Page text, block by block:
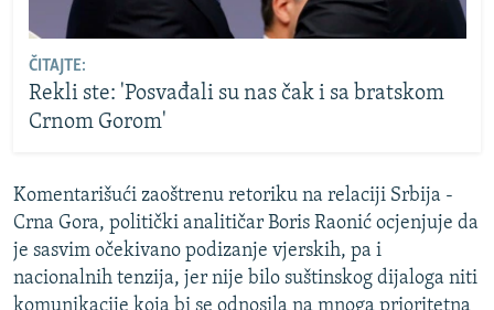
ČITAJTE:
Rekli ste: 'Posvađali su nas čak i sa bratskom
Crnom Gorom'
Komentarišući zaoštrenu retoriku na relaciji Srbija -
Crna Gora, politički analitičar Boris Raonić ocjenjuje da
je sasvim očekivano podizanje vjerskih, pa i
nacionalnih tenzija, jer nije bilo suštinskog dijaloga niti
komunikacije koja bi se odnosila na mnoga prioritetna